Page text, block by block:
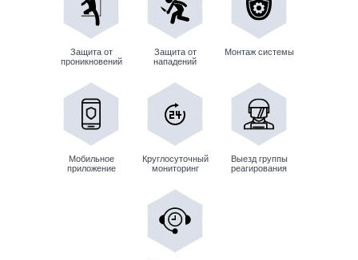
Защита от
проникновений
Защита от
нападений
Монтаж системы
Мобильное
приложение
Круглосуточный
мониторинг
Выезд группы
реагирования